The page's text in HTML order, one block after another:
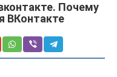
Почему
ВКонтакте